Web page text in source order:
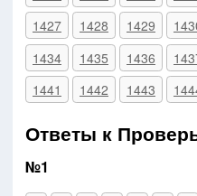
1427
1428 1429
1434
1435 1436
1441
1442 1443
Ответы к
№1